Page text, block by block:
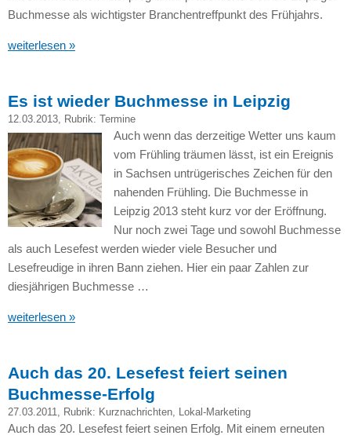
Buchmesse als wichtigster Branchentreffpunkt des Frühjahrs.
weiterlesen »
Es ist wieder Buchmesse in Leipzig
12.03.2013, Rubrik: Termine
Auch wenn das derzeitige Wetter uns kaum
vom Frühling träumen lässt, ist ein Ereignis
in Sachsen untrügerisches Zeichen für den
nahenden Frühling. Die Buchmesse in
Leipzig 2013 steht kurz vor der Eröffnung.
Nur noch zwei Tage und sowohl Buchmesse
als auch Lesefest werden wieder viele Besucher und
Lesefreudige in ihren Bann ziehen. Hier ein paar Zahlen zur
diesjährigen Buchmesse …
weiterlesen »
Auch das 20. Lesefest feiert seinen
Buchmesse-Erfolg
27.03.2011 , Rubrik: Kurznachrichten, Lokal-Marketing
Auch das 20. Lesefest feiert seinen Erfolg. Mit einem erneuten